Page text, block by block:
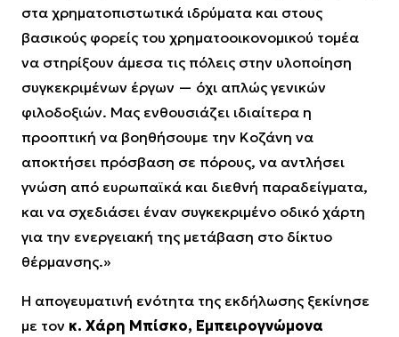
στα χρηματοπιστωτικά ιδρύματα και στους
βασικούς φορείς του χρηματοοικονομικού τομέα
να στηρίξουν άμεσα τις πόλεις στην υλοποίηση
συγκεκριμένων έργων — όχι απλώς γενικών
φιλοδοξιών. Μας ενθουσιάζει ιδιαίτερα η
προοπτική να βοηθήσουμε την Κοζάνη να
αποκτήσει πρόσβαση σε πόρους, να αντλήσει
γνώση από ευρωπαϊκά και διεθνή παραδείγματα,
και να σχεδιάσει έναν συγκεκριμένο οδικό χάρτη
για την ενεργειακή της μετάβαση στο δίκτυο
θέρμανσης.»
Η απογευματινή ενότητα της εκδήλωσης ξεκίνησε
με τον κ. Χάρη Μπίσκο, Εμπειρογνώμονα